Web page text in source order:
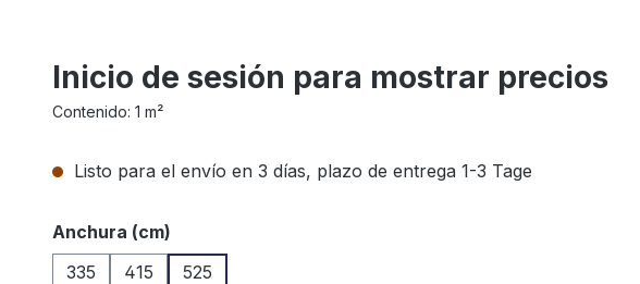
Inicio de sesión para mostrar precios
Contenido: 1 m²
Listo para el envío en 3 días, plazo de entrega 1-3 Tage
Seleccione
Anchura (cm)
335
415 525